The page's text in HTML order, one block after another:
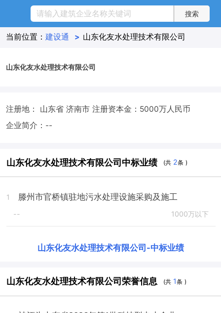
当前位置： 建设通 > 山东化友水处理技术有限公司
山东化友水处理技术有限公司
注册地： 山东省 济南市 注册资本金：5000万人民币
企业简介：--
山东化友水处理技术有限公司中标业绩 (共 2条 )
1 滕州市官桥镇驻地污水处理设施采购及施工
-- 1000万以下
山东化友水处理技术有限公司 -中标业绩
山东化友水处理技术有限公司荣誉信息 (共 1条 )